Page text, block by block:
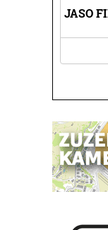
JASO